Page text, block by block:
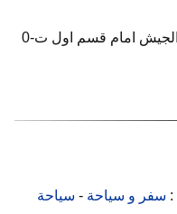
العنوان / مصر- المحله الكبرى شارع الجيش امام قسم اول ت-0
: سفر و سياحة - سياحة